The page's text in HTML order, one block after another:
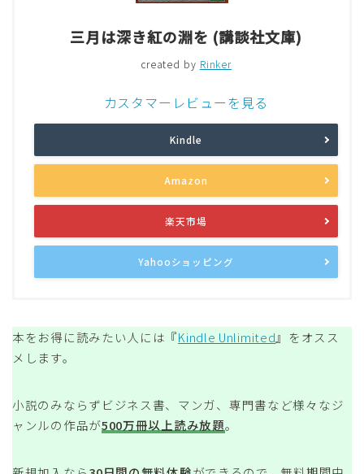
三月は深き紅の淵を (講談社文庫)
created by Rinker
カスタマーレビューを見る
Kindle
Amazon
楽天市場
Yahooショッピング
本をお得に読みたい人には『Kindle Unlimited』をオスス
メします。
小説のみならずビジネス書、マンガ、専門書など様々なジ
ャンルの作品が500万冊以上読み放題。